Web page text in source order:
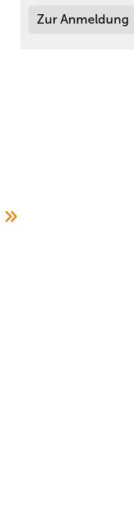
Zur Anmeldung